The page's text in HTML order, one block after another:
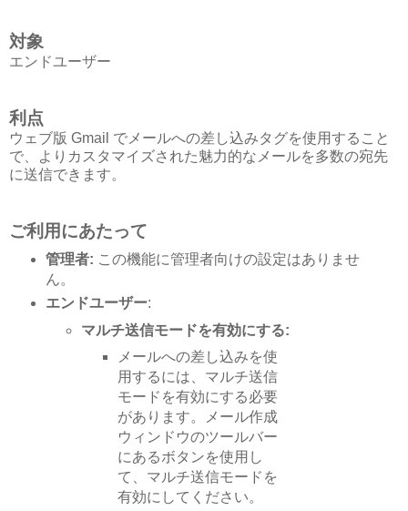
対象
エンドユーザー
利点
ウェブ版 Gmail でメールへの差し込みタグを使用すること
で、よりカスタマイズされた魅力的なメールを多数の宛先
に送信できます。
ご利用にあたって
管理者: この機能に管理者向けの設定はありませ
ん。
エンドユーザー:
マルチ送信モードを有効にする:
メールへの差し込みを使
用するには、マルチ送信
モードを有効にする必要
があります。メール作成
ウィンドウのツールバー
にあるボタンを使用し
て、マルチ送信モードを
有効にしてください。